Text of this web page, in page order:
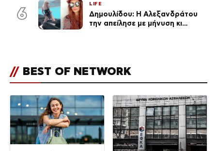
6
LIFE
Δημουλίδου: Η Αλεξανδράτου
την απείλησε με μήνυση κι
// BEST OF NETWORK